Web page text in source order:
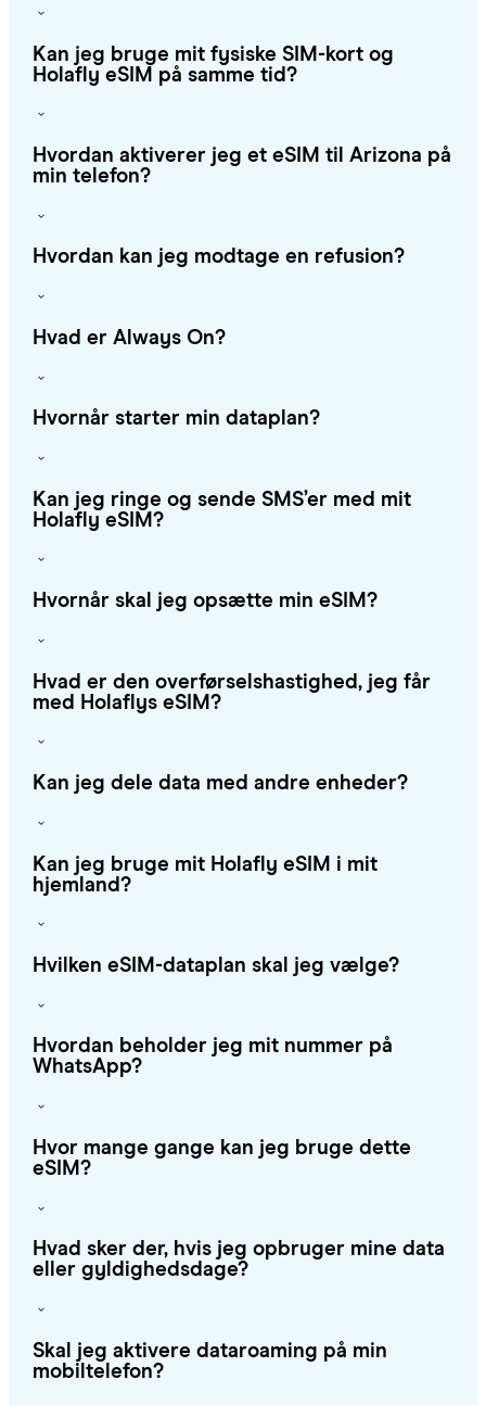
Kan jeg bruge mit fysiske SIM-kort og
Holafly eSIM på samme tid?
Hvordan aktiverer jeg et eSIM til Arizona på
min telefon?
Hvordan kan jeg modtage en refusion?
Hvad er Always On?
Hvornår starter min dataplan?
Kan jeg ringe og sende SMS’er med mit
Holafly eSIM?
Hvornår skal jeg opsætte min eSIM?
Hvad er den overførselshastighed, jeg får
med Holaflys eSIM?
Kan jeg dele data med andre enheder?
Kan jeg bruge mit Holafly eSIM i mit
hjemland?
Hvilken eSIM-dataplan skal jeg vælge?
Hvordan beholder jeg mit nummer på
WhatsApp?
Hvor mange gange kan jeg bruge dette
eSIM?
Hvad sker der, hvis jeg opbruger mine data
eller gyldighedsdage?
Skal jeg aktivere dataroaming på min
mobiltelefon?